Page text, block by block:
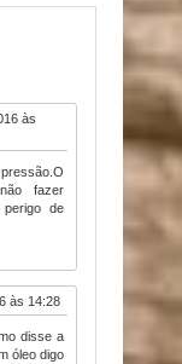
às
fazer
de
às 14:28
disse a
óleo digo